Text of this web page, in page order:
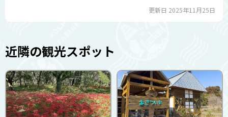
更新日 2025年11月25日
近隣の観光スポット